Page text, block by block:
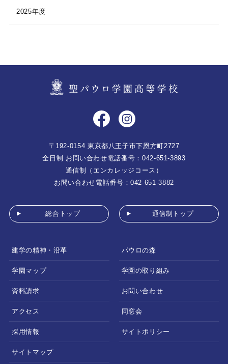
2025年度
〒192-0154 東京都八王子市下恩方町2727
全日制 お問い合わせ電話番号：042-651-3893
通信制（エンカレッジコース）
お問い合わせ電話番号：042-651-3882
総合トップ 通信制トップ
建学の精神・沿革 パウロの森
学園マップ 学園の取り組み
資料請求 お問い合わせ
アクセス 同窓会
採用情報 サイトポリシー
サイトマップ